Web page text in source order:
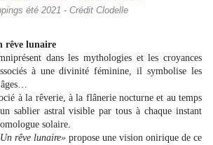
été 2021 - Crédit Clodelle
rêve lunaire
dans les mythologies et les croyances
à une divinité féminine, il symbolise les
âges…
à la rêverie, à la flânerie nocturne et au temps
sablier astral visible par tous à chaque instant
solaire.
rêve lunaire» propose une vision onirique de ce